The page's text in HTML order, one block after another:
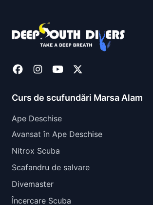
Curs de scufundări Marsa Alam
Ape Deschise
Avansat în Ape Deschise
Nitrox Scuba
Scafandru de salvare
Divemaster
Încercare Scuba